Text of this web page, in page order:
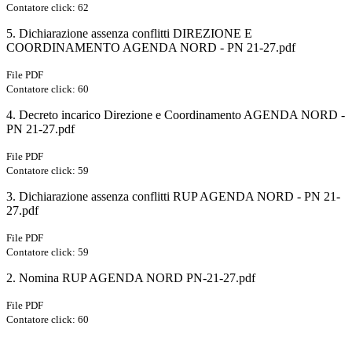
Contatore click: 62
5. Dichiarazione assenza conflitti DIREZIONE E
COORDINAMENTO AGENDA NORD - PN 21-27.pdf
File PDF
Contatore click: 60
4. Decreto incarico Direzione e Coordinamento AGENDA NORD -
PN 21-27.pdf
File PDF
Contatore click: 59
3. Dichiarazione assenza conflitti RUP AGENDA NORD - PN 21-
27.pdf
File PDF
Contatore click: 59
2. Nomina RUP AGENDA NORD PN-21-27.pdf
File PDF
Contatore click: 60